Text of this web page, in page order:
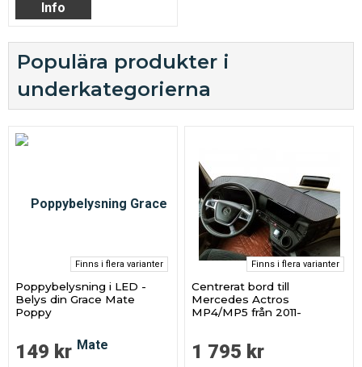
Info
Populära produkter i
underkategorierna
Finns i flera varianter
Poppybelysning i LED -
Belys din Grace Mate
Poppy
149 kr
Finns i flera varianter
Centrerat bord till
Mercedes Actros
MP4/MP5 från 2011-
1 795 kr